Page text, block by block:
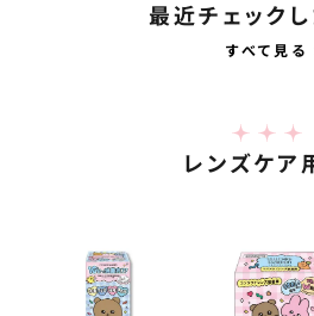
最近チェック
すべて見る
レンズケア